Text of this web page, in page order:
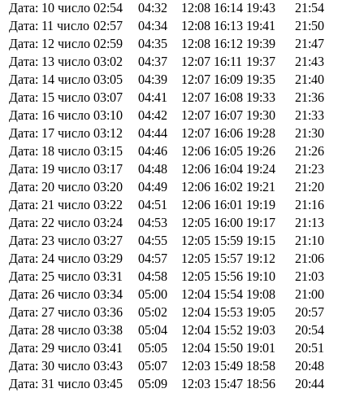
Дата: 10 число 02:54 04:32 12:08 16:14 19:43
21:54
Дата: 11 число 02:57 04:34 12:08 16:13 19:41
21:50
Дата: 12 число 02:59 04:35 12:08 16:12 19:39
21:47
Дата: 13 число 03:02 04:37 12:07 16:11 19:37
21:43
Дата: 14 число 03:05 04:39 12:07 16:09 19:35
21:40
Дата: 15 число 03:07 04:41 12:07 16:08 19:33
21:36
Дата: 16 число 03:10 04:42 12:07 16:07 19:30
21:33
Дата: 17 число 03:12 04:44 12:07 16:06 19:28
21:30
Дата: 18 число 03:15 04:46 12:06 16:05 19:26
21:26
Дата: 19 число 03:17 04:48 12:06 16:04 19:24
21:23
Дата: 20 число 03:20 04:49 12:06 16:02 19:21
21:20
Дата: 21 число 03:22 04:51 12:06 16:01 19:19
21:16
Дата: 22 число 03:24 04:53 12:05 16:00 19:17
21:13
Дата: 23 число 03:27 04:55 12:05 15:59 19:15
21:10
Дата: 24 число 03:29 04:57 12:05 15:57 19:12
21:06
Дата: 25 число 03:31 04:58 12:05 15:56 19:10
21:03
Дата: 26 число 03:34 05:00 12:04 15:54 19:08
21:00
Дата: 27 число 03:36 05:02 12:04 15:53 19:05
20:57
Дата: 28 число 03:38 05:04 12:04 15:52 19:03
20:54
Дата: 29 число 03:41 05:05 12:04 15:50 19:01
20:51
Дата: 30 число 03:43 05:07 12:03 15:49 18:58
20:48
Дата: 31 число 03:45 05:09 12:03 15:47 18:56
20:44